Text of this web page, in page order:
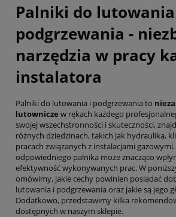
Palniki do
podgrzewania -
narzędzia w pracy
instalatora
Palniki do lutowania i podgrzewania to
lutownicze w rękach każdego
swojej wszechstronności i skuteczności,
różnych dziedzinach, takich jak hydraulika,
pracach związanych z instalacjami
odpowiedniego palnika może znacząco
efektywność wykonywanych prac. W
omówimy, jakie cechy powinien posiadać
lutowania i podgrzewania oraz jakie są jego
Dodatkowo, przedstawimy kilka
dostępnych w naszym sklepie.